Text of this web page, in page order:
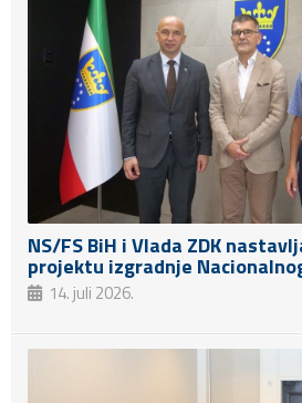
NS/FS BiH i Vlada ZDK
projektu izgradnje
14. juli 2026.